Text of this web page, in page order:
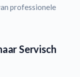
professionele
Servisch